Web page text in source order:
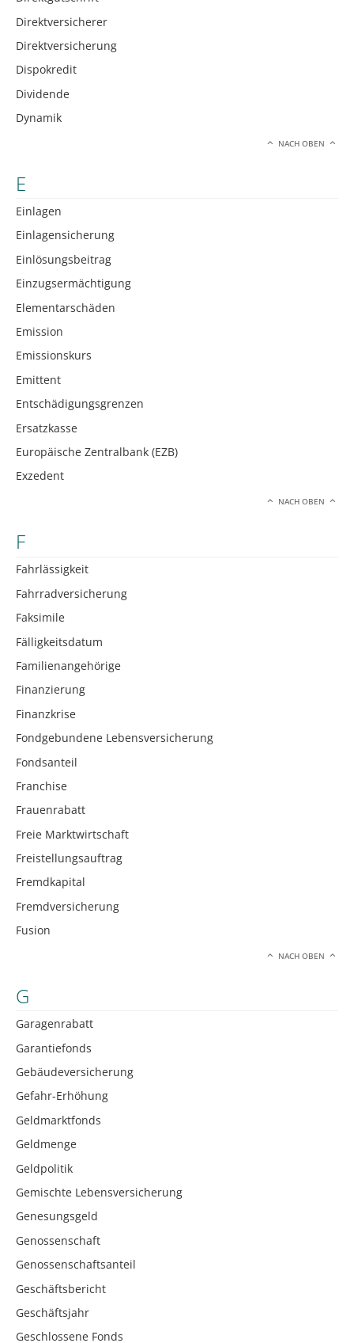
Direktversicherer
Direktversicherung
Dispokredit
Dividende
Dynamik
NACH OBEN
E
Einlagen
Einlagensicherung
Einlösungsbeitrag
Einzugsermächtigung
Elementarschäden
Emission
Emissionskurs
Emittent
Entschädigungsgrenzen
Ersatzkasse
Europäische Zentralbank (EZB)
Exzedent
NACH OBEN
F
Fahrlässigkeit
Fahrradversicherung
Faksimile
Fälligkeitsdatum
Familienangehörige
Finanzierung
Finanzkrise
Fondgebundene Lebensversicherung
Fondsanteil
Franchise
Frauenrabatt
Freie Marktwirtschaft
Freistellungsauftrag
Fremdkapital
Fremdversicherung
Fusion
NACH OBEN
G
Garagenrabatt
Garantiefonds
Gebäudeversicherung
Gefahr-Erhöhung
Geldmarktfonds
Geldmenge
Geldpolitik
Gemischte Lebensversicherung
Genesungsgeld
Genossenschaft
Genossenschaftsanteil
Geschäftsbericht
Geschäftsjahr
Geschlossene Fonds